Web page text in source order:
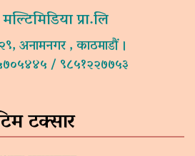
प्रा.लि
अनामनगर , काठमाडौं ।
/ ९८५१२२७७५३
टक्सार